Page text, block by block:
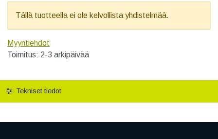
Tällä tuotteella ei ole kelvollista yhdistelmää.
Myyntiehdot
Toimitus: 2-3 arkipäivää
Tekniset tiedot